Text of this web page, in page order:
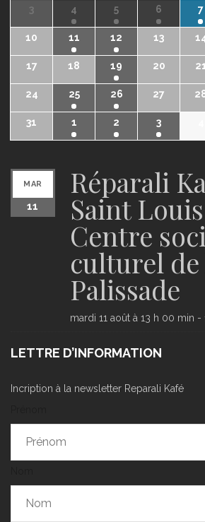
3 4 5 6 7
10 11 12 13
17 18 19 20
24 25 26 27
31 1 2 3
MAR
11
Réparali
Saint
Centre
culturel de
Palissade
mardi 11 août à 13 h 00 min -
LETTRE D’INFORMATION
Incription à la newsletter Reparali Kafé